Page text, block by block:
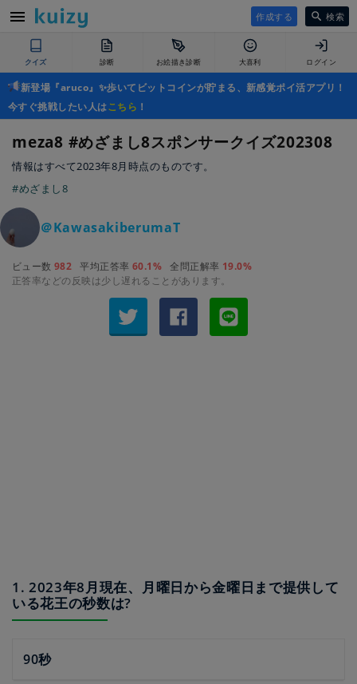
作成する 検索
クイズ 診断 お絵描き診断 大喜利 ログイン
新登場『aruco』✨歩いてビットコインが貯まる、新感覚ポイ活アプリ！
今すぐ挑戦したい人はこちら ！
meza8 #めざまし8スポンサークイズ202308
情報はすべて2023年8月時点のものです。
#めざまし8
＠KawasakiberumaT
ビュー数 982 平均正答率 60.1% 全問正解率 19.0%
正答率などの反映は少し遅れることがあります。
1. 2023年8月現在、月曜日から金曜日まで提供して
いる花王の秒数は?
90秒